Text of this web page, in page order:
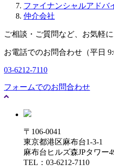
ファイナンシャルアドバ
仲介会社
ご相談・ご質問など、お気軽
お電話でのお問合わせ（平日
03-6212-7110
フォームでのお問合わせ
〒106-0041
東京都港区麻布台1-3-1
麻布台ヒルズ森JPタワー
TEL：03-6212-7110